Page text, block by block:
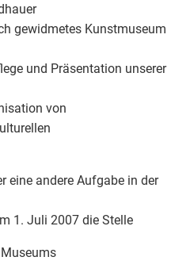
gewidmetes Kunstmuseum
und Präsentation unserer
von
eine andere Aufgabe in der
1. Juli 2007 die Stelle